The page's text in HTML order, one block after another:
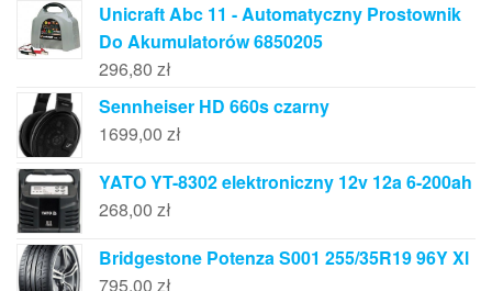
Unicraft Abc 11 - Automatyczny Prostownik
Do Akumulatorów 6850205
296,80 zł
Sennheiser HD 660s czarny
1699,00 zł
YATO YT-8302 elektroniczny 12v 12a 6-200ah
268,00 zł
Bridgestone Potenza S001 255/35R19 96Y Xl
795,00 zł